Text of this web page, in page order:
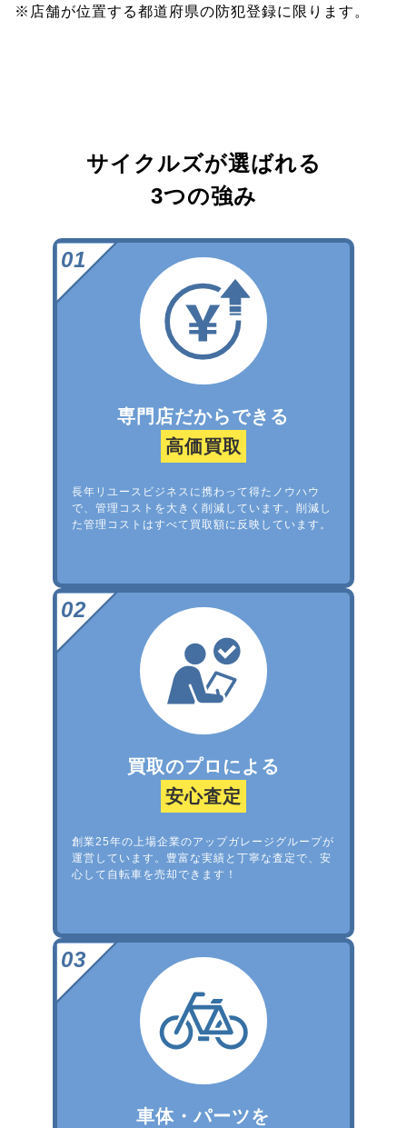
※店舗が位置する都道府県の防犯登録に限ります。
サイクルズが選ばれる
3つの強み
専門店だからできる
高価買取
長年リユースビジネスに携わって得たノウハウ
で、管理コストを大きく削減しています。削減し
た管理コストはすべて買取額に反映しています。
買取のプロによる
安心査定
創業25年の上場企業のアップガレージグループが
運営しています。豊富な実績と丁寧な査定で、安
心して自転車を売却できます！
車体・パーツを